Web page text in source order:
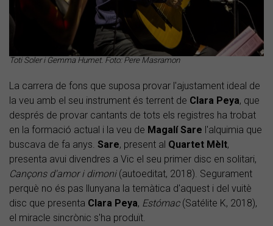
Toti Soler i Gemma Humet. Foto: Pere Masramon
La carrera de fons que suposa provar l'ajustament ideal de
la veu amb el seu instrument és terrent de Clara Peya, que
després de provar cantants de tots els registres ha trobat
en la formació actual i la veu de Magalí Sare l'alquimia que
buscava de fa anys. Sare, present al Quartet Mèlt,
presenta avui divendres a Vic el seu primer disc en solitari,
Cançons d'amor i dimoni (autoeditat, 2018). Segurament
perquè no és pas llunyana la temàtica d'aquest i del vuitè
disc que presenta Clara Peya, Estómac(Satélite K, 2018),
el miracle sincrònic s'ha produït.